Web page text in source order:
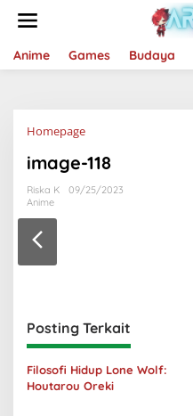
Anime Games Budaya
HomepageLampiran
image-118
Riska K
09/25/2023
Anime
Posting Terkait
Filosofi Hidup Lone Wolf:
Houtarou Oreki